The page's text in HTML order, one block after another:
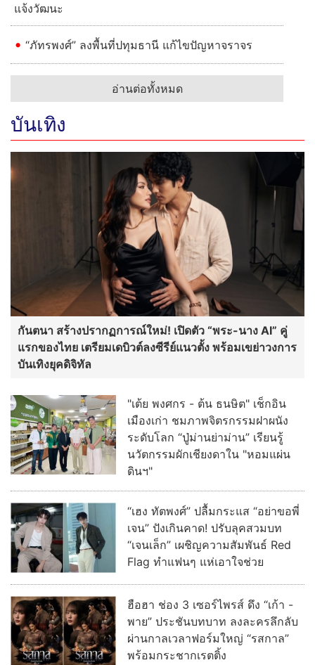
แจ้งวัฒนะ
“ภัทรพงศ์” ลงพื้นที่ปทุมธานี แก้ไขปัญหาจราจร
อ่านต่อทั้งหมด
บันเทิง
กันตนา สร้างปรากฏการณ์ใหม่! เปิดตัว “พระ-นาง AI” คู่
แรกของไทย เตรียมเดบิวต์ลงซีรีย์แนวตั้ง พร้อมเขย่าวงการ
บันเทิงยุคดิจิทัล
"เต้ย พงศกร - ต้น ธนษิต" เช็กอิน
เมืองเก่า ชมภาพจิตรกรรมฝาผนัง
ระดับโลก “ปู่ม่านย่าม่าน” เรียนรู้
นวัตกรรมผักเชียงดาใน "หอมแผ่น
ดินฯ"
“เฮง ทัตพงศ์” ปลื้มกระแส “อย่าขอพี่
เจน” ปังเกินคาด! ปรับลุคสวมบท
“เจนเล็ก” เผชิญความสัมพันธ์ Red
Flag ทำแฟนๆ แห่เอาใจช่วย
ฮือฮา ช่อง 3 เซอร์ไพรส์ ดึง “เก้า -
พาย” ประชันบทบาท ลงละครลึกลับ
ผ่านกาลเวลาฟอร์มใหญ่ “รสกาล”
พร้อมกระชากเรตติ้ง